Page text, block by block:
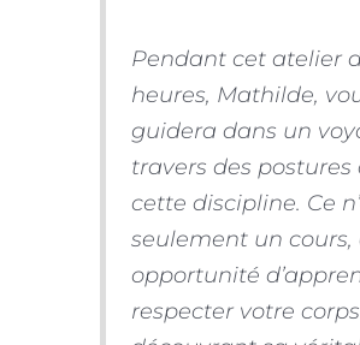
Pendant cet atelier
heures, Mathilde,
guidera dans un
travers des postures
cette discipline. Ce
seulement un cours,
opportunité
respecter votre